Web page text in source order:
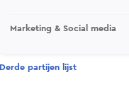
Marketing & Social media
Derde partijen lijst